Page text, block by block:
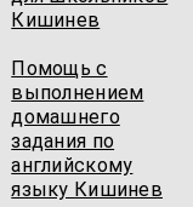
Кишинев
Помощь с
выполнением
домашнего
задания по
английскому
языку Кишинев